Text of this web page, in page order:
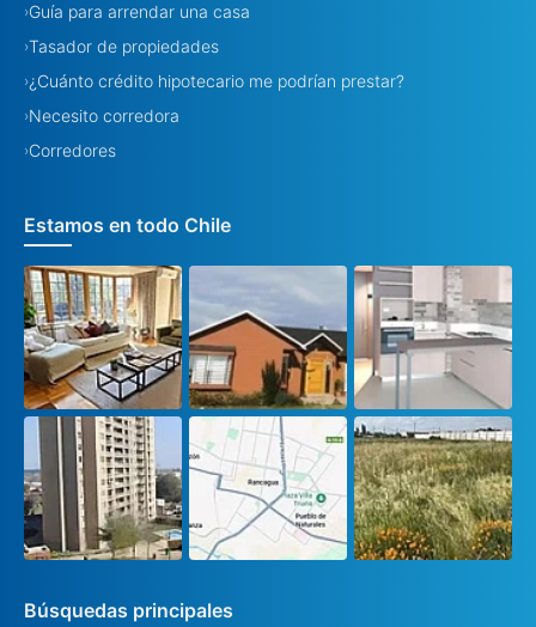
›Guía para arrendar una casa
›Tasador de propiedades
›¿Cuánto crédito hipotecario me podrían prestar?
›Necesito corredora
›Corredores
Estamos en todo Chile
Búsquedas principales